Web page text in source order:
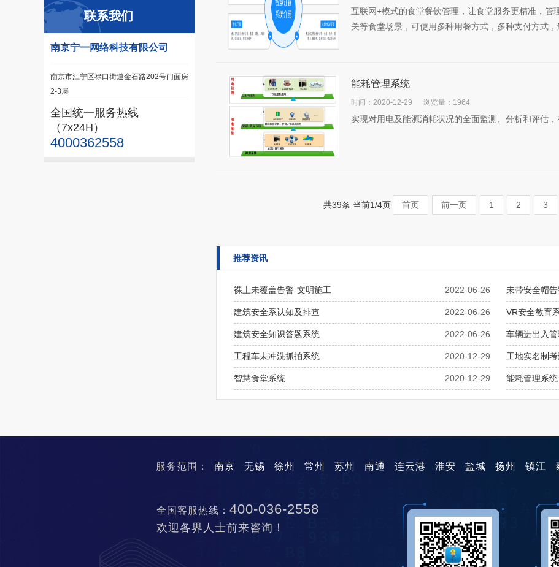
联系我们
南京宁一网络科技有限公司
南京市江宁区禄口街道金石路202号门面房
2-3层
全国统一服务热线
（7x24H）
4000362558
互联网+模式的食堂餐饮管理，让食堂服务更精准，
关等食堂场景，可使用多种用餐方式，多种支付方式，
能耗管理系统
时间：2020-12-29 浏览量：1964
实现对用电及能源消耗状况的全面监测、分析和评估
共39条 当前1/4页 首页 前一页 1 2 3
推荐资讯
2022-06-26
裸土未覆盖告警-文明施工 未带安全帽
2022-06-26
建筑安全系认知及排查 VR安全教育
2022-06-26
建筑安全知识答题系统 车辆进出入
2020-12-29
工程车未冲洗抓拍系统 工地实名制
2020-12-29
智慧食堂系统 能耗管理系统
服务范围： 南京 无锡 徐州 常州 苏州 南通 连云港 淮安 盐城 扬州 镇江
全国客服热线：400-036-2558
欢迎各界人士前来咨询！